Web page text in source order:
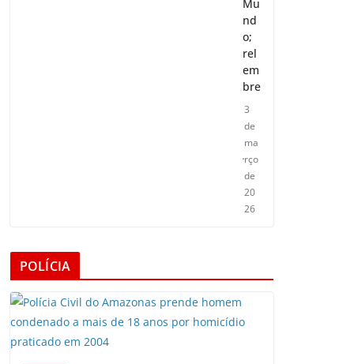
Mu
nd
o;
rel
em
bre
3
de
ma
rço
de
20
26
POLÍCIA